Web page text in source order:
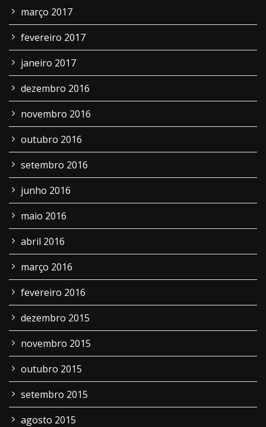
março 2017
fevereiro 2017
janeiro 2017
dezembro 2016
novembro 2016
outubro 2016
setembro 2016
junho 2016
maio 2016
abril 2016
março 2016
fevereiro 2016
dezembro 2015
novembro 2015
outubro 2015
setembro 2015
agosto 2015